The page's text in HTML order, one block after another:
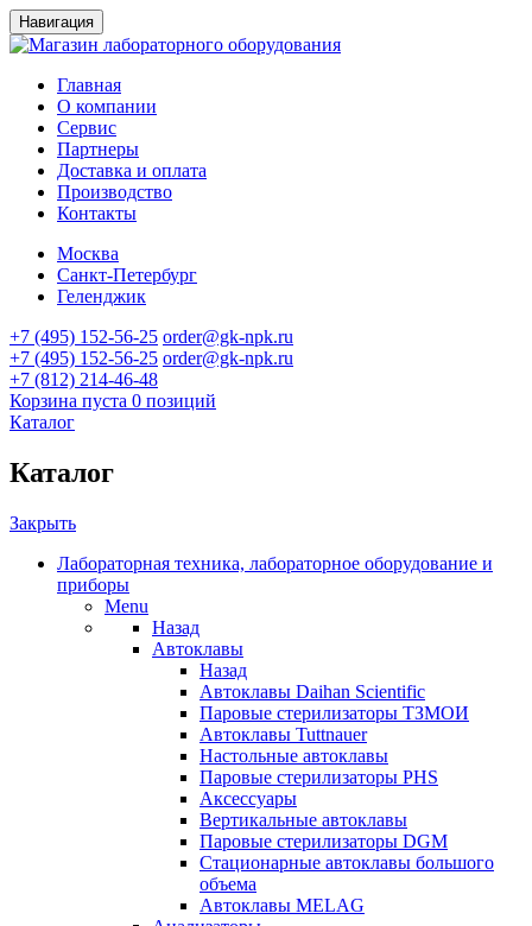
Навигация
Главная
О компании
Сервис
Партнеры
Доставка и оплата
Производство
Контакты
Москва
Санкт-Петербург
Геленджик
+7 (495) 152-56-25 order@gk-npk.ru
+7 (495) 152-56-25 order@gk-npk.ru
+7 (812) 214-46-48
Корзина пуста 0 позиций
Каталог
Каталог
Закрыть
Лабораторная техника, лабораторное оборудование и
приборы
Menu
Назад
Автоклавы
Назад
Автоклавы Daihan Scientific
Паровые стерилизаторы ТЗМОИ
Автоклавы Tuttnauer
Наcтольные автоклавы
Паровые стерилизаторы PHS
Аксессуары
Вертикальные автоклавы
Паровые стерилизаторы DGM
Стационарные автоклавы большого
объема
Автоклавы MELAG